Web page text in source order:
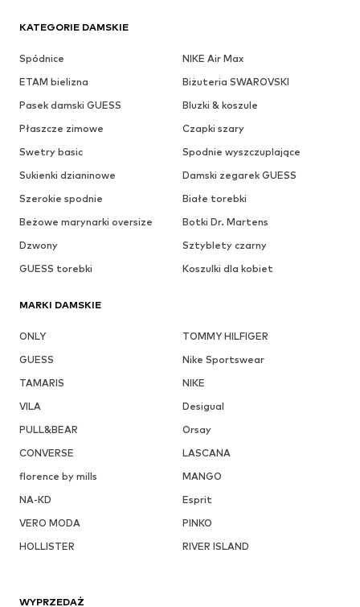
KATEGORIE DAMSKIE
Spódnice
NIKE Air Max
ETAM bielizna
Biżuteria SWAROVSKI
Pasek damski GUESS
Bluzki & koszule
Płaszcze zimowe
Czapki szary
Swetry basic
Spodnie wyszczuplające
Sukienki dzianinowe
Damski zegarek GUESS
Szerokie spodnie
Białe torebki
Beżowe marynarki oversize
Botki Dr. Martens
Dzwony
Sztyblety czarny
GUESS torebki
Koszulki dla kobiet
MARKI DAMSKIE
ONLY
TOMMY HILFIGER
GUESS
Nike Sportswear
TAMARIS
NIKE
VILA
Desigual
PULL&BEAR
Orsay
CONVERSE
LASCANA
florence by mills
MANGO
NA-KD
Esprit
VERO MODA
PINKO
HOLLISTER
RIVER ISLAND
WYPRZEDAŻ